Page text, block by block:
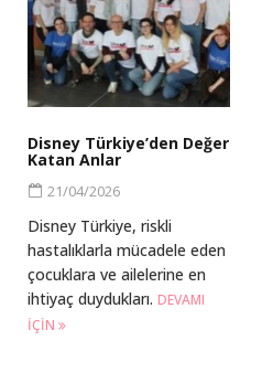
Disney Türkiye’den Değer
Katan Anlar
21/04/2026
Disney Türkiye, riskli
hastalıklarla mücadele eden
çocuklara ve ailelerine en
ihtiyaç duydukları. DEVAMI
IÇIN